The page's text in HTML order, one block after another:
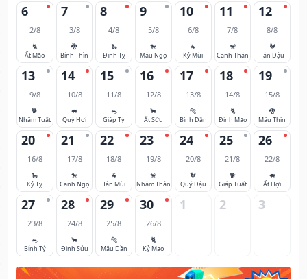
6
2/8
🐈
Ất Mão
7
3/8
🐉
Bính Thìn
8
4/8
🐍
Đinh Tỵ
9
5/8
🐎
Mậu Ngọ
10
6/8
🐐
Kỷ Mùi
11
7/8
🐒
Canh Thân
12
8/8
🐓
Tân Dậu
13
9/8
🐕
Nhâm Tuất
14
10/8
🐖
Quý Hợi
15
11/8
🐀
Giáp Tý
16
12/8
🐂
Ất Sửu
17
13/8
🐅
Bính Dần
18
14/8
🐈
Đinh Mão
19
15/8
🐉
Mậu Thìn
20
16/8
🐍
Kỷ Tỵ
21
17/8
🐎
Canh Ngọ
22
18/8
🐐
Tân Mùi
23
19/8
🐒
Nhâm Thân
24
20/8
🐓
Quý Dậu
25
21/8
🐕
Giáp Tuất
26
22/8
🐖
Ất Hợi
27
23/8
🐀
Bính Tý
28
24/8
🐂
Đinh Sửu
29
25/8
🐅
Mậu Dần
30
26/8
🐈
Kỷ Mão
1 2 3